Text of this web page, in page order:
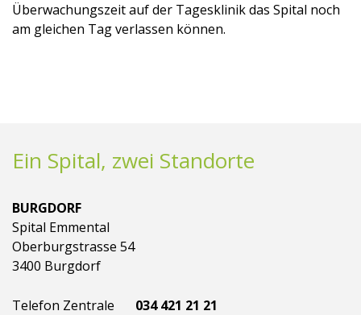
Überwachungszeit auf der Tagesklinik das Spital noch
am gleichen Tag verlassen können.
Ein Spital, zwei Standorte
BURGDORF
Spital Emmental
Oberburgstrasse 54
3400 Burgdorf
Telefon Zentrale
034 421 21 21